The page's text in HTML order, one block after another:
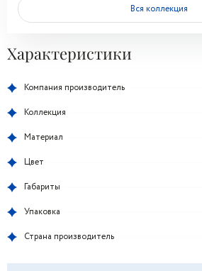
Вся коллекция
Характеристики
Компания производитель
Коллекция
Материал
Цвет
Габариты
Упаковка
Страна производитель